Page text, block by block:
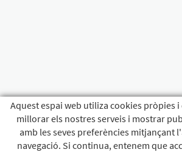
Aquest espai web utiliza cookies pròpies
millorar els nostres serveis i mostrar
amb les seves preferències mitjançant
navegació. Si continua, entenem que